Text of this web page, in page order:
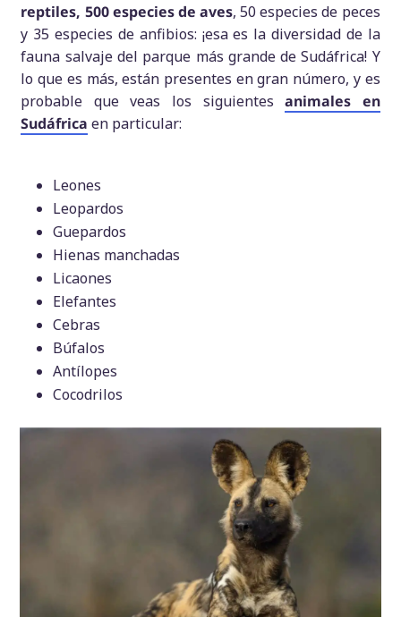
reptiles, 500 especies de aves, 50 especies de peces
y 35 especies de anfibios: ¡esa es la diversidad de la
fauna salvaje del parque más grande de Sudáfrica! Y
lo que es más, están presentes en gran número, y es
probable que veas los siguientesanimales en
Sudáfrica en particular:
Leones
Leopardos
Guepardos
Hienas manchadas
Licaones
Elefantes
Cebras
Búfalos
Antílopes
Cocodrilos